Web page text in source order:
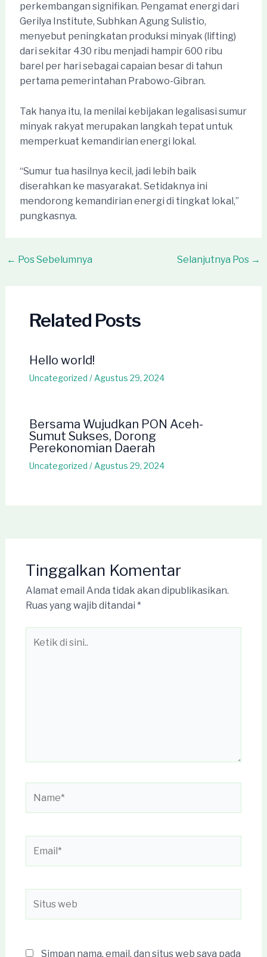
perkembangan signifikan. Pengamat energi dari
Gerilya Institute, Subhkan Agung Sulistio,
menyebut peningkatan produksi minyak (lifting)
dari sekitar 430 ribu menjadi hampir 600 ribu
barel per hari sebagai capaian besar di tahun
pertama pemerintahan Prabowo-Gibran.
Tak hanya itu, Ia menilai kebijakan legalisasi sumur
minyak rakyat merupakan langkah tepat untuk
memperkuat kemandirian energi lokal.
“Sumur tua hasilnya kecil, jadi lebih baik
diserahkan ke masyarakat. Setidaknya ini
mendorong kemandirian energi di tingkat lokal,”
pungkasnya.
Post
← Pos Sebelumnya Selanjutnya Pos →
Related Posts
Hello world!
Uncategorized / Agustus 29, 2024
Bersama Wujudkan PON Aceh-
Sumut Sukses, Dorong
Perekonomian Daerah
Uncategorized / Agustus 29, 2024
Tinggalkan Komentar
Alamat email Anda tidak akan dipublikasikan.
Ruas yang wajib ditandai *
web
Simpan nama, email, dan situs web saya pada